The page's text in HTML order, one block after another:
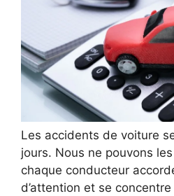
Les accidents de voiture
jours. Nous ne pouvons
chaque conducteur
d’attention et se